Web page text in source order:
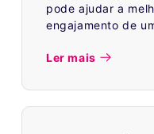
pode ajudar a
engajamento de
Ler mais